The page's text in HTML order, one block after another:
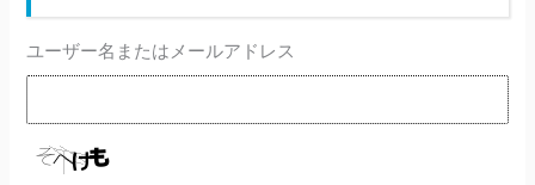
ュ
ー
ユーザー名またはメールアドレス